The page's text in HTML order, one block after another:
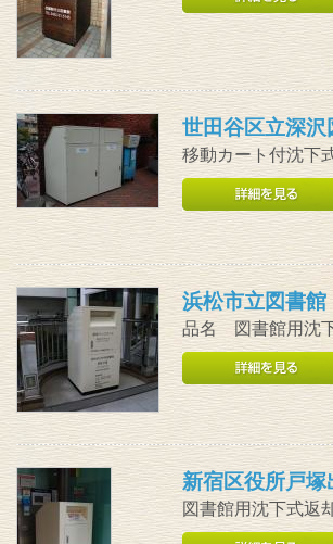
世田谷区立深沢
移動カート付沈下
浜松市立図書館
品名 図書館用沈
新宿区役所戸塚
図書館用沈下式